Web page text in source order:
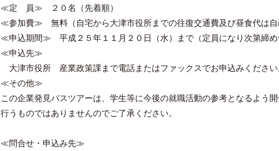
≪定 員≫ ２０名（先着順）
≪参加費≫ 無料（自宅から大津市役所までの往復交通費及び昼食代は自
≪申込期間≫ 平成２５年１１月２０日（水）まで（定員になり次第締め
≪申込先≫
大津市役所 産業政策課まで電話またはファックスでお申込みください
≪その他≫
この企業発見バスツアーは、学生等に今後の就職活動の参考となるよう
行うものではありませんのでご了承ください。
≪問合せ・申込み先≫